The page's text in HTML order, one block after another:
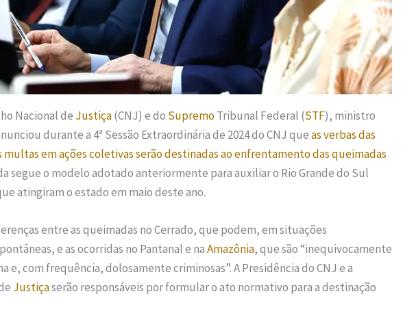
Nacional de Justiça(CNJ) e do SupremoTribunal Federal (STF), ministro
durante a 4ª Sessão Extraordinária de 2024 do CNJ queas verbas das
multas em ações coletivas serão destinadas ao enfrentamento das queimadas
segue o modelo adotado anteriormente para auxiliar o Rio Grande do Sul
atingiram o estado em maio deste ano.
entre as queimadas no Cerrado, que podem, em situações
e as ocorridas no Pantanal e naAmazônia, que são “inequivocamente
e, com frequência, dolosamente criminosas”. A Presidência do CNJ e a
Justiçaserão responsáveis por formular o ato normativo para a destinação